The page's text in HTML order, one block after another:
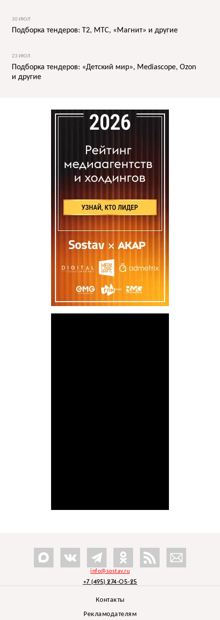
30 ИЮЛ
Подборка тендеров: T2, МТС, «Магнит» и другие
23 ИЮЛ
Подборка тендеров: «Детский мир», Mediascope, Ozon
и другие
info@sostav.ru
+7 (495) 274-05-25
Контакты
Рекламодателям